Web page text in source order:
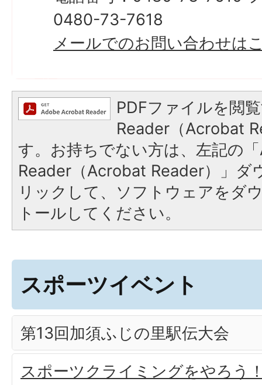
0480-73-7618
メールでのお問い合わせは
PDFファイルを閲
Reader（Acrobat
す。お持ちでない方は、左記の
Reader（Acrobat Reader）」ダ
リックして、ソフトウェアをダ
トールしてください。
スポーツイベント
第13回加須ふじの里駅伝大会
スポーツクライミングをやろう